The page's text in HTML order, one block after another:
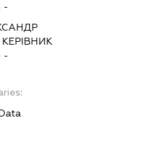
-
КЕРІВНИК
-